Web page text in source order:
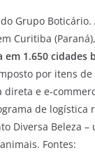
Grupo Boticário.
Curitiba
1.650 cidades
por itens
direta e e-
de logística
Diversa Beleza –
Fontes: